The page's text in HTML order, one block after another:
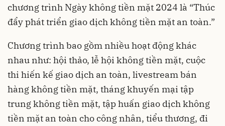
chương trình Ngày không tiền mặt 2024 là “Thúc
đẩy phát triển giao dịch không tiền mặt an toàn.”
Chương trình bao gồm nhiều hoạt động khác
nhau như: hội thảo, lễ hội không tiền mặt, cuộc
thi hiến kế giao dịch an toàn, livestream bán
hàng không tiền mặt, tháng khuyến mại tập
trung không tiền mặt, tập huấn giao dịch không
tiền mặt an toàn cho công nhân, tiểu thương, đi